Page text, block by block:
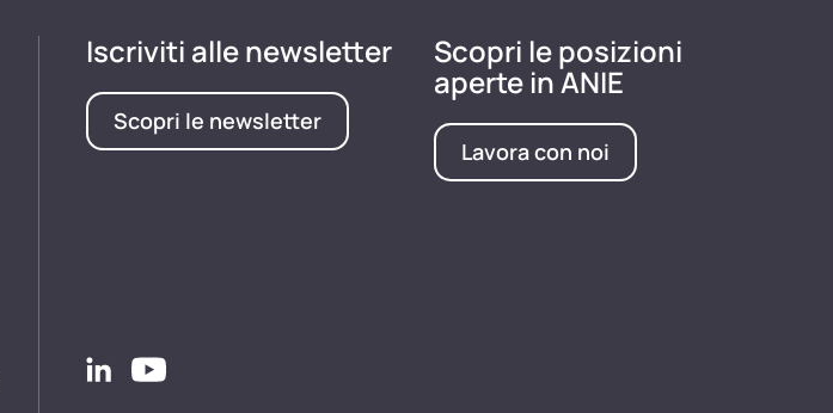
Iscriviti alle newsletter
Scopri le newsletter
Scopri le posizioni
aperte in ANIE
Lavora con noi